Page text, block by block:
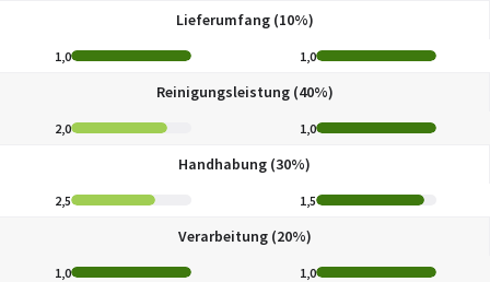
Lieferumfang (10%)
1,0 1,0
Reinigungsleistung (40%)
2,0 1,0
Handhabung (30%)
2,5 1,5
Verarbeitung (20%)
1,0 1,0